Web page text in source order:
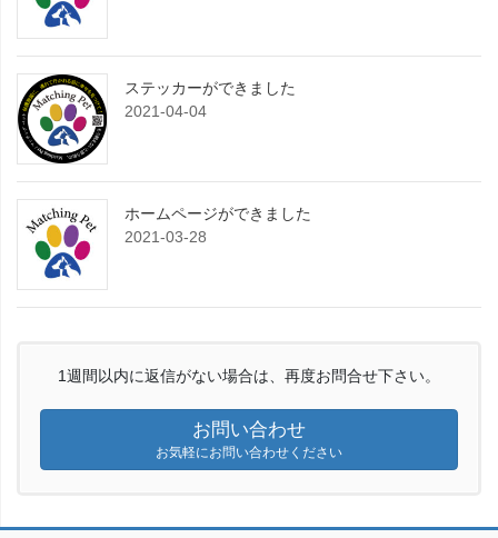
ステッカーができました
2021-04-04
ホームページができました
2021-03-28
1週間以内に返信がない場合は、再度お問合せ下さい。
お問い合わせ
お気軽にお問い合わせください